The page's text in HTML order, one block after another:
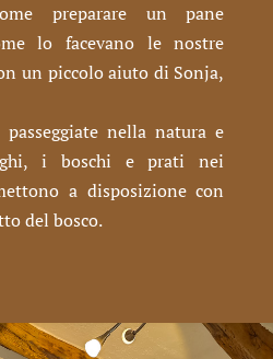
preparare un pane
lo facevano le nostre
un piccolo aiuto di Sonja,
nella natura e
i boschi e prati nei
a disposizione con
del bosco.